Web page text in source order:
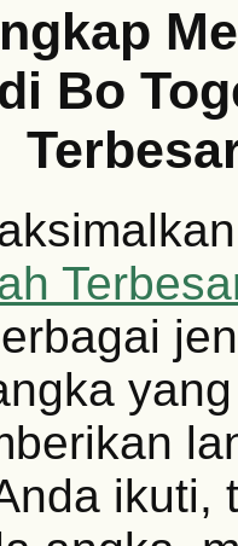
Bo
ikuti,